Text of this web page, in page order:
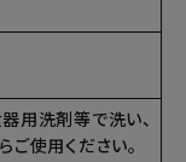
用洗剤等で洗い、
使用ください。